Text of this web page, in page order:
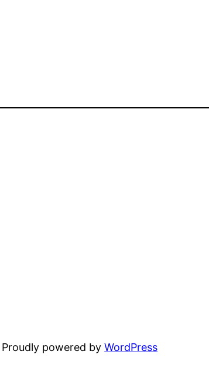
Proudly powered byWordPress